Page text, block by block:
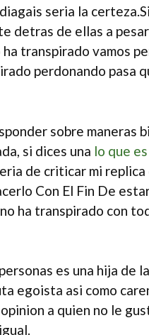
seri­a la
detras de ellas a
transpirado vamos
perdonando pasa
sobre maneras
si dices una lo que
de criticar mi replica
Con El Fin De
ha transpirado con
es una hija de la
egoista asi­ como
a quien no le